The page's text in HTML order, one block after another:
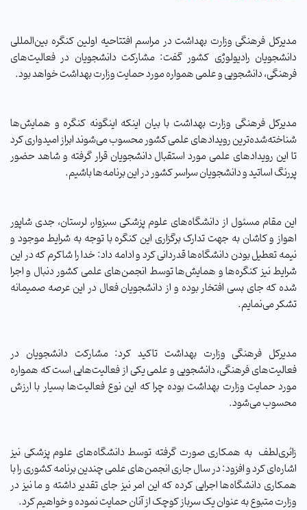
مدیرکل فرهنگی وزارت بهداشت در مراسم افتتاحیه اولین کنگره بین‌المللی
دانشجویان رادیولوژی کشور گفت: مشارکت دانشجویان در فعالیت‌های
فرهنگی، دانشجویی و علمی همواره مورد حمایت وزارت بهداشت خواهد بود.
مدیرکل فرهنگی وزارت بهداشت با بیان اینکه اینگونه کنگره‌ و همایش‌ها
شناخته‌شده‌ترین رویدادهای علمی کشور محسوب می‌شوند ابراز امیدواری کرد
تا این رویدادهای علمی مورد استقبال دانشجویان قرار گرفته و شاهد حضور
پررنگ اساتید و دانشجویان سراسر کشور در این برنامه‌ها باشیم.
این مقام مسئول از دانشگاه‌های علوم پزشکی سبزوار، لرستان، جدی شاپور
اهواز و کاشان به جهت تدارک برگزاری این کنگره با توجه به شرایط موجود و
نیمه تعطیل بودن دانشگاه‌ها قدردانی کرد و ادامه داد: خدا را شاکرم که در این
شرایط نیز کنگره‌ها و همایش‌ها توسط انجمن‌های علمی کشور دنبال و اجرا
شده که جای بسی افتخار بوده و از دانشجویان فعال در این عرصه صمیمانه
تشکر می‌نمایم.
مدیرکل فرهنگی وزارت بهداشت تاکید کرد: مشارکت دانشجویان در
فعالیت‌های فرهنگی، دانشجویی و علمی یکی از فعالیت‌هایی است که همواره
مورد حمایت وزارت بهداشت بوده چرا که این نوع فعالیت‌ها بسیار با ارزش
محسوب می‌شود.
زائری‌لطف به همکاری‌ صورت گرفته توسط دانشگاه‌های علوم پزشکی نیز
اشاره‌ای کرد و افزود: در سال جاری انجمن‌های علمی چندین برنامه کشوری را با
همکاری دانشگاه‌ها اجرایی کرده که این امر نیز جای تقدیر داشته و ما نیز در
وزارت متبوع به عنوان یک سرباز کوچک از آنان حمایت نموده و خواهیم کرد.